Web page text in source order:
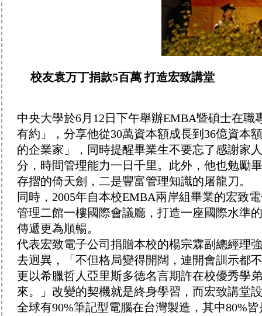
校友袁万丁捐款5百萬 打造宏致講堂
中央大學於6月12日下午舉辦EMBA暨碩士在
有約」，分享他從30萬資本額成長到36億資本
的企業家」，同時提醒畢業生不要忘了感謝家
分，時間管理能力一日千里。此外，他也勉勵
存摺的倚天劍，二是豐富管理知識的屠龍刀。
同時，2005年自本校EMBA兩岸組畢業的宏致
管理二館一樓國際會議廳，打造一座國際水準
傳遞更為順暢。
代表宏致電子公司捐贈本校的楊宗霖副總經理
去迥異，「不但格局變得開闊，連開會訓示都
更以希臘哲人亞里斯多德名言期許在校優秀學
來。」改變的契機就是終身學習，而宏致講堂
全球有90%筆記型電腦在台灣製造，其中80%